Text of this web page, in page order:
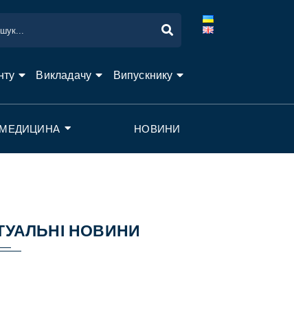
Викладачу Випускнику
МЕДИЦИНА НОВИНИ
НОВИНИ